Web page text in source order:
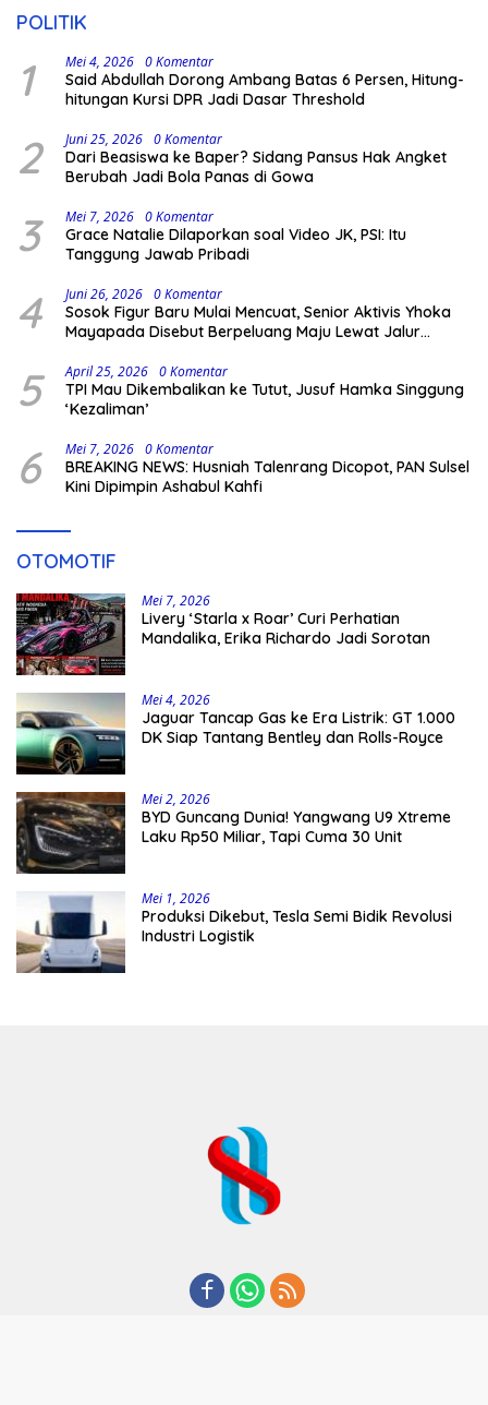
POLITIK
1 Mei 4, 2026 0 Komentar
Said Abdullah Dorong Ambang Batas 6 Persen, Hitung-
hitungan Kursi DPR Jadi Dasar Threshold
2 Juni 25, 2026 0 Komentar
Dari Beasiswa ke Baper? Sidang Pansus Hak Angket
Berubah Jadi Bola Panas di Gowa
3 Mei 7, 2026 0 Komentar
Grace Natalie Dilaporkan soal Video JK, PSI: Itu
Tanggung Jawab Pribadi
4 Juni 26, 2026 0 Komentar
Sosok Figur Baru Mulai Mencuat, Senior Aktivis Yhoka
Mayapada Disebut Berpeluang Maju Lewat Jalur
5 April 25, 2026 0 Komentar
TPI Mau Dikembalikan ke Tutut, Jusuf Hamka Singgung
‘Kezaliman’
6 Mei 7, 2026 0 Komentar
BREAKING NEWS: Husniah Talenrang Dicopot, PAN Sulsel
Kini Dipimpin Ashabul Kahfi
OTOMOTIF
Mei 7, 2026
Livery ‘Starla x Roar’ Curi Perhatian
Mandalika, Erika Richardo Jadi Sorotan
Mei 4, 2026
Jaguar Tancap Gas ke Era Listrik: GT 1.000
DK Siap Tantang Bentley dan Rolls-Royce
Mei 2, 2026
BYD Guncang Dunia! Yangwang U9 Xtreme
Laku Rp50 Miliar, Tapi Cuma 30 Unit
Mei 1, 2026
Produksi Dikebut, Tesla Semi Bidik Revolusi
Industri Logistik